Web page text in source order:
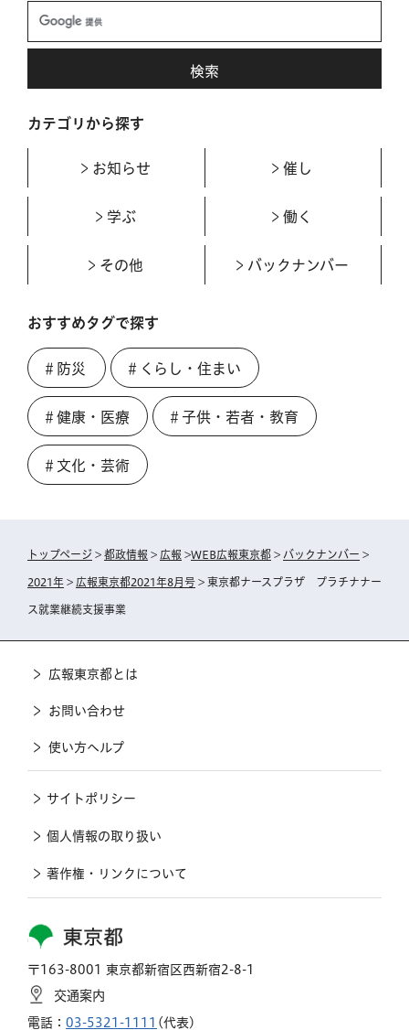
カテゴリから探す
お知らせ 催し
学ぶ 働く
その他 バックナンバー
おすすめタグで探す
＃防災 ＃くらし・住まい
＃健康・医療 ＃子供・若者・教育
＃文化・芸術
トップページ > 都政情報 > 広報 >WEB広報東京都 > バックナンバー >
2021年 > 広報東京都2021年8月号 > 東京都ナースプラザ プラチナナー
ス就業継続支援事業
東京都
〒163-8001 東京都新宿区西新宿2-8-1
交通案内
電話： 03-5321-1111 (代表)
広報東京都とは
お問い合わせ
使い方ヘルプ
サイトポリシー
個人情報の取り扱い
著作権・リンクについて